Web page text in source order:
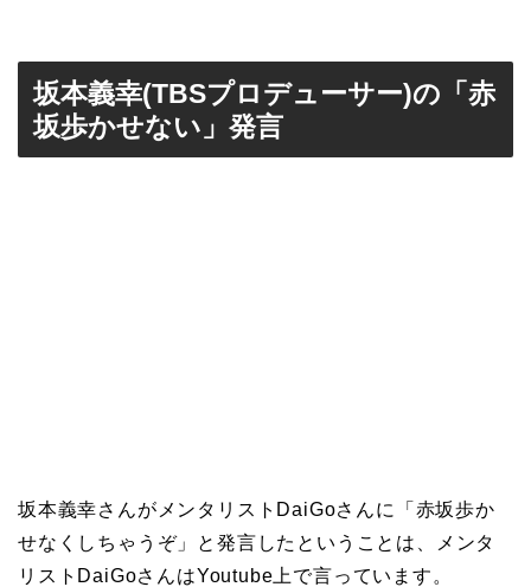
坂本義幸(TBSプロデューサー)の「赤
坂歩かせない」発言
坂本義幸さんがメンタリストDaiGoさんに「赤坂歩か
せなくしちゃうぞ」と発言したということは、メンタ
リストDaiGoさんはYoutube上で言っています。